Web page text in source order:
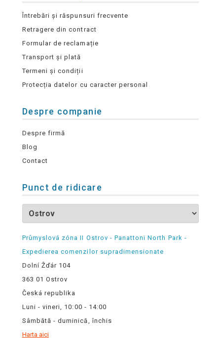
Întrebări și răspunsuri frecvente
Retragere din contract
Formular de reclamație
Transport și plată
Termeni și condiții
Protecția datelor cu caracter personal
Despre companie
Despre firmă
Blog
Contact
Punct de ridicare
Průmyslová zóna II Ostrov - Panattoni North Park -
Expedierea comenzilor supradimensionate
Dolní Žďár 104
363 01 Ostrov
Česká republika
Luni - vineri, 10:00 - 14:00
Sâmbătă - duminică, închis
Harta aici